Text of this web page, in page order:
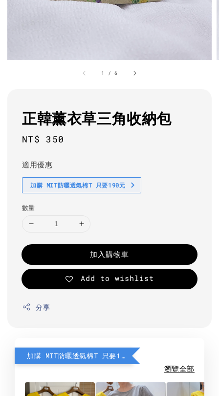
1 /6
正韓薰衣草三角收納包
Regular
NT$ 350
適用優惠
加購 MIT防曬透氣棉T 只要190元
數量
加入購物車
Add to wishlist
分享
加購 MIT防曬透氣棉T 只要190元
瀏覽全部